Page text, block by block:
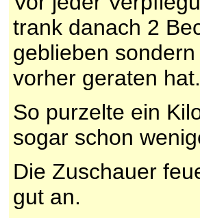
trank danach 2
geblieben
vorher geraten hat.
So purzelte ein
sogar schon
Die Zuschauer
gut an.